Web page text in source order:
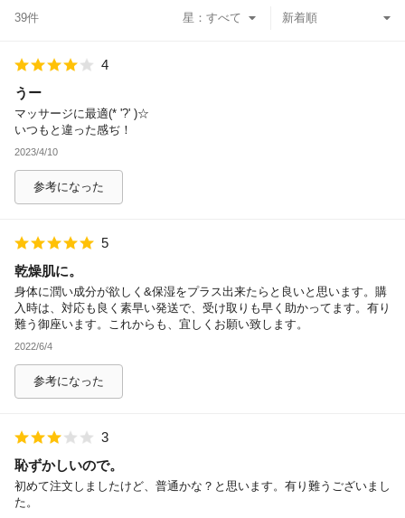
39件 星：
4
うー
マッサージに最適(* '?' )☆
いつもと違った感ぢ！
2023/4/10
参考になった
5
乾燥肌に。
身体に潤い成分が欲しく&保湿をプラス出来たらと良いと思います。購
入時は、対応も良く素早い発送で、受け取りも早く助かってます。有り
難う御座います。これからも、宜しくお願い致します。
2022/6/4
参考になった
3
恥ずかしいので。
初めて注文しましたけど、普通かな？と思います。有り難うございまし
た。
除外ワード